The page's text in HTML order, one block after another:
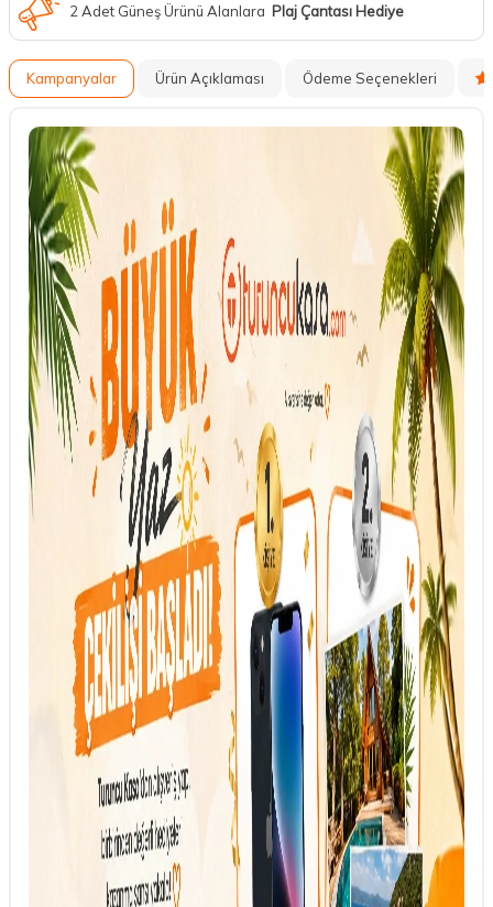
2 Adet Güneş Ürünü Alanlara Plaj Çantası Hediye
Kampanyalar Ürün Açıklaması Ödeme Seçenekleri